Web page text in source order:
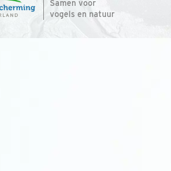
Samen voor
vogels en natuur